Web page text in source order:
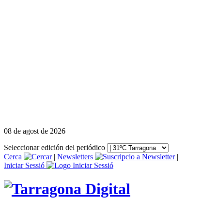
08 de agost de 2026
Seleccionar edición del periódico
Cerca
| Newsletters
|
Iniciar Sessió